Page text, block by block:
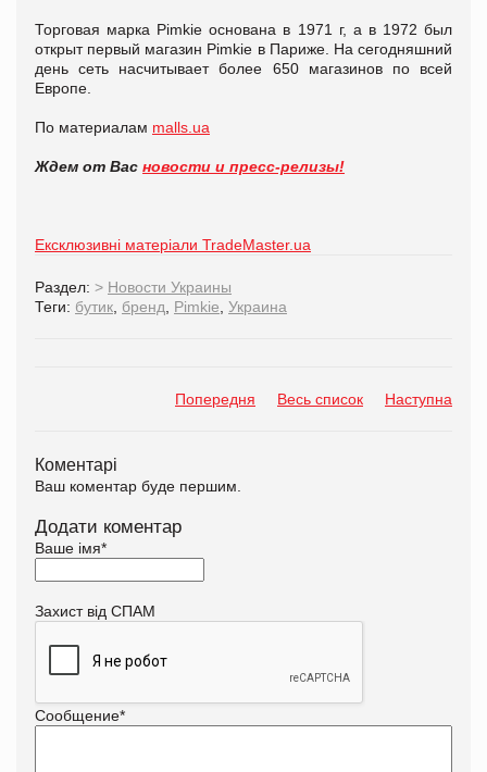
Торговая марка Pimkie основана в 1971 г, а в 1972 был
открыт первый магазин Pimkie в Париже. На сегодняшний
день сеть насчитывает более 650 магазинов по всей
Европе.
По материалам malls.ua
Ждем от Вас новости и пресс-релизы!
Ексклюзивні матеріали TradeMaster.ua
Раздел: > Новости Украины
Теги: бутик бренд Pimkie Украина
Попередня Весь список Наступна
Коментарі
Ваш коментар буде першим.
Додати коментар
Ваше імя*
Захист від СПАМ
Сообщение*